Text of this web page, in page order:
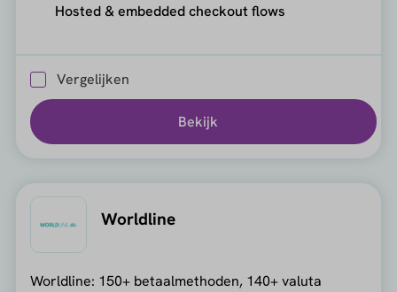
Hosted & embedded checkout flows
Vergelijken
Bekijk
Worldline
Worldline: 150+ betaalmethoden, 140+ valuta